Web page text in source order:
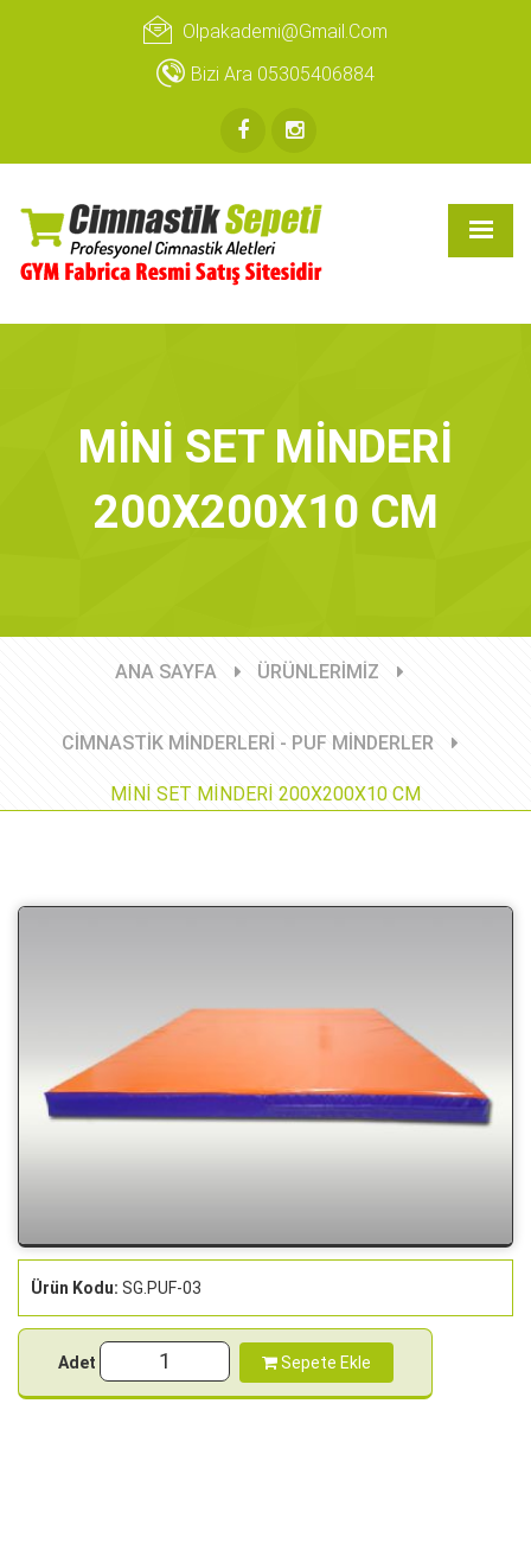
Olpakademi@gmail.com
Bizi Ara 05305406884
MİNİ SET MİNDERİ
200X200X10 CM
ANA SAYFA ÜRÜNLERİMİZ
CİMNASTİK MİNDERLERİ - PUF MİNDERLER
MİNİ SET MİNDERİ 200X200X10 CM
Ürün Kodu: SG.PUF-03
Adet Sepete Ekle